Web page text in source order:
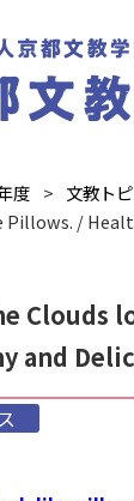
度 文教ト
/
Clouds
and